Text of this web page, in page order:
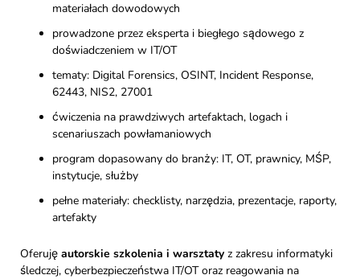
materiałach dowodowych
prowadzone przez eksperta i biegłego sądowego z
doświadczeniem w IT/OT
tematy: Digital Forensics, OSINT, Incident Response,
62443, NIS2, 27001
ćwiczenia na prawdziwych artefaktach, logach i
scenariuszach powłamaniowych
program dopasowany do branży: IT, OT, prawnicy, MŚP,
instytucje, służby
pełne materiały: checklisty, narzędzia, prezentacje, raporty,
artefakty
Oferuję autorskie szkolenia i warsztaty z zakresu informatyki
śledczej, cyberbezpieczeństwa IT/OT oraz reagowania na